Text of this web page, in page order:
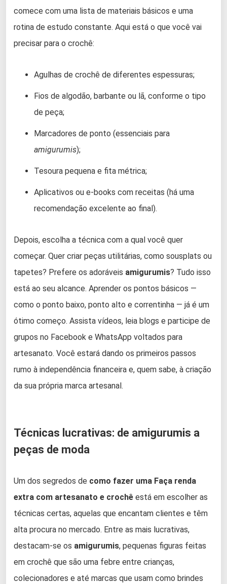
comece com uma lista de materiais básicos e uma
rotina de estudo constante. Aqui está o que você vai
precisar para o crochê:
Agulhas de crochê de diferentes espessuras;
Fios de algodão, barbante ou lã, conforme o tipo
de peça;
Marcadores de ponto (essenciais para
amigurumis);
Tesoura pequena e fita métrica;
Aplicativos ou e-books com receitas (há uma
recomendação excelente ao final).
Depois, escolha a técnica com a qual você quer
começar. Quer criar peças utilitárias, como sousplats ou
tapetes? Prefere os adoráveis amigurumis? Tudo isso
está ao seu alcance. Aprender os pontos básicos —
como o ponto baixo, ponto alto e correntinha — já é um
ótimo começo. Assista vídeos, leia blogs e participe de
grupos no Facebook e WhatsApp voltados para
artesanato. Você estará dando os primeiros passos
rumo à independência financeira e, quem sabe, à criação
da sua própria marca artesanal.
Técnicas lucrativas: de amigurumis a
peças de moda
Um dos segredos de como fazer uma Faça renda
extra com artesanato e crochê está em escolher as
técnicas certas, aquelas que encantam clientes e têm
alta procura no mercado. Entre as mais lucrativas,
destacam-se os amigurumis, pequenas figuras feitas
em crochê que são uma febre entre crianças,
colecionadores e até marcas que usam como brindes